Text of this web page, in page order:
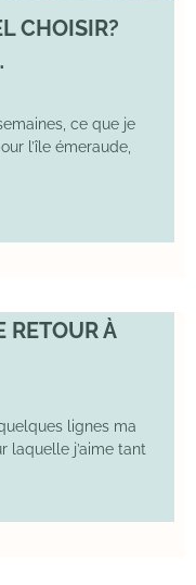
CHOISIR?
ce que je
l’île émeraude,
RETOUR À
lignes ma
laquelle j’aime tant